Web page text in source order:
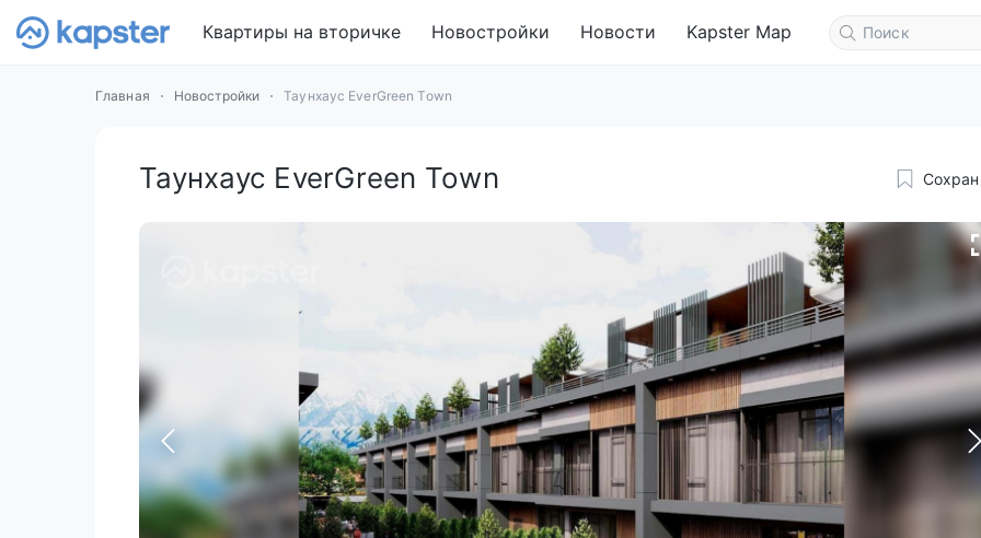
Квартиры на вторичке Новостройки Новости Kapster Map
Главная Новостройки Таунхаус EverGreen Town
Таунхаус EverGreen Town